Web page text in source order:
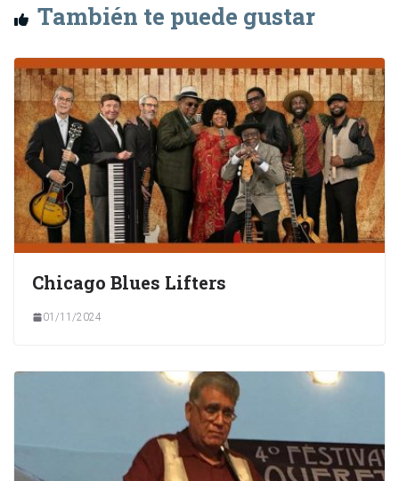
También te puede gustar
Chicago Blues Lifters
01/11/2024